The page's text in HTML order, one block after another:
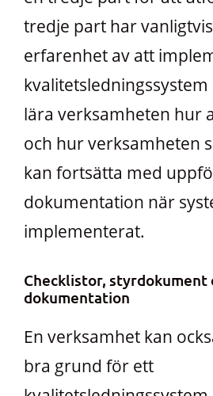
tredje part har
erfarenhet av att
lära verksamheten hur
och hur verksamheten
kan fortsätta med
dokumentation när
implementerat.
Checklistor, styrdokument
dokumentation
En verksamhet kan
bra grund för ett